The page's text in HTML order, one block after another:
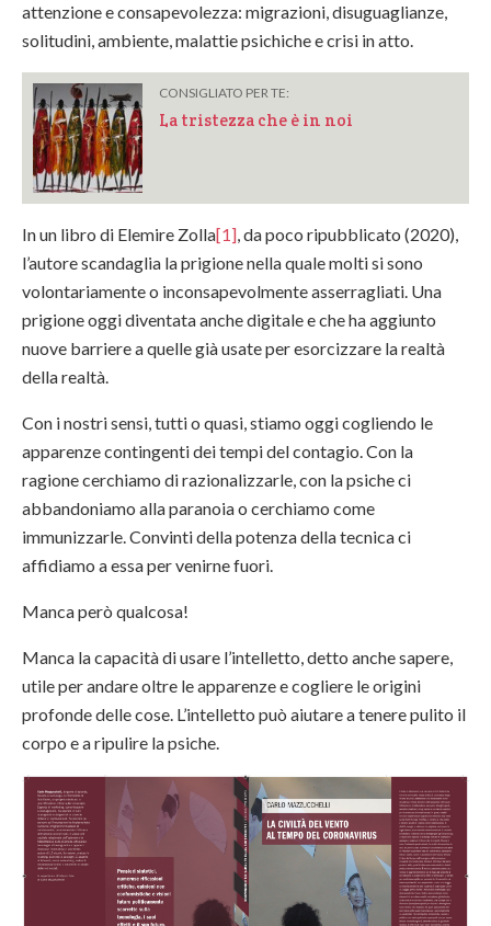
attenzione e consapevolezza: migrazioni, disuguaglianze,
solitudini, ambiente, malattie psichiche e crisi in atto.
CONSIGLIATO PER TE:
La tristezza che è in noi
In un libro di Elemire Zolla[1], da poco ripubblicato (2020),
l’autore scandaglia la prigione nella quale molti si sono
volontariamente o inconsapevolmente asserragliati. Una
prigione oggi diventata anche digitale e che ha aggiunto
nuove barriere a quelle già usate per esorcizzare la realtà
della realtà.
Con i nostri sensi, tutti o quasi, stiamo oggi cogliendo le
apparenze contingenti dei tempi del contagio. Con la
ragione cerchiamo di razionalizzarle, con la psiche ci
abbandoniamo alla paranoia o cerchiamo come
immunizzarle. Convinti della potenza della tecnica ci
affidiamo a essa per venirne fuori.
Manca però qualcosa!
Manca la capacità di usare l’intelletto, detto anche sapere,
utile per andare oltre le apparenze e cogliere le origini
profonde delle cose. L’intelletto può aiutare a tenere pulito il
corpo e a ripulire la psiche.